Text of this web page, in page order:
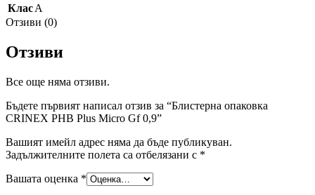
КласA
Отзиви (0)
Отзиви
Все още няма отзиви.
Бъдете първият написал отзив за “Блистерна опаковка
CRINEX PHB Plus Micro Gf 0,9”
Вашият имейл адрес няма да бъде публикуван.
Задължителните полета са отбелязани с *
Вашата оценка *